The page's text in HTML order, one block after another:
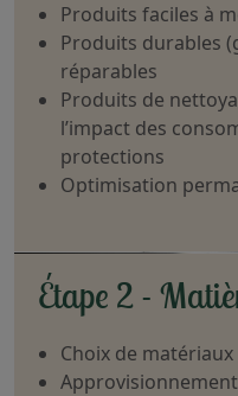
Produits faciles à
Produits durables
réparables
Produits de
l’impact des
protections
Optimisation
Étape 2 -
Choix de